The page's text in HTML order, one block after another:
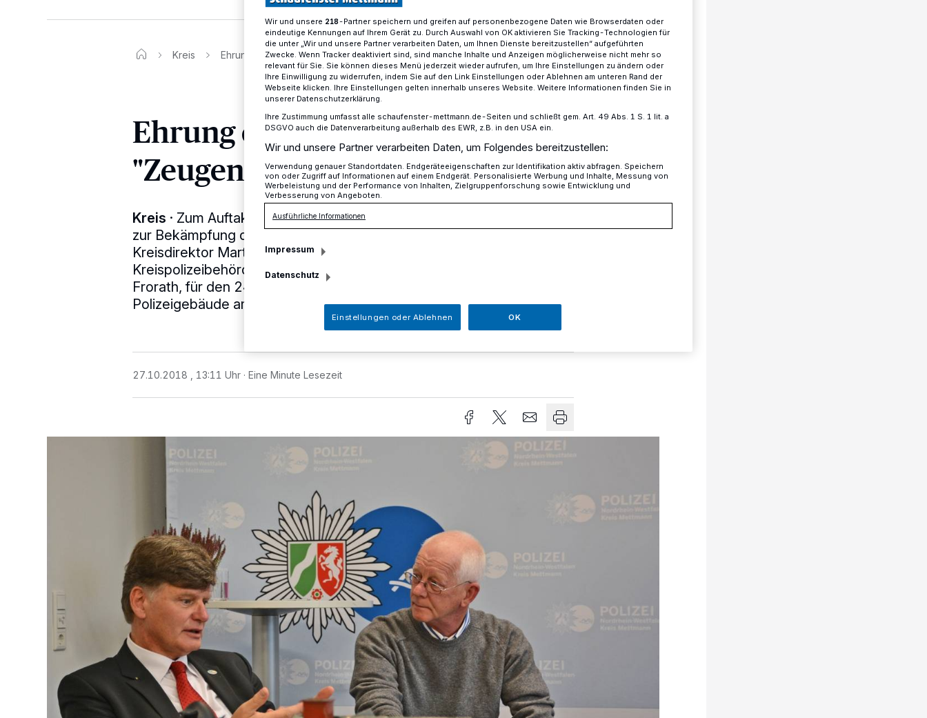
Kreis Ehrung couragierter Zeugen im "Zeugen-Café"
Ehrung couragierter Zeugen im
"Zeugen-Café"
Kreis · Zum Auftakt der Aktionswoche "Riegel vor! Sicher ist sicherer",
zur Bekämpfung des Wohnungseinbruchsdiebstahls, hatten
Kreisdirektor Martin M. Richter und der Abteilungsleiter Polizei der
Kreispolizeibehörde Mettmann, Leitender Polizeidirektor Manfred
Frorath, für den 24. Oktober zu einem besonderen Anlass ins
Polizeigebäude am Adalbert-Bach-Platz in Mettmann eingeladen.
27.10.2018 , 13:11 Uhr Eine Minute Lesezeit
Wir und unsere 218-Partner speichern und greifen auf personenbezogene Daten wie Browserdaten oder
eindeutige Kennungen auf Ihrem Gerät zu. Durch Auswahl von OK aktivieren Sie Tracking-Technologien für
die unter „Wir und unsere Partner verarbeiten Daten, um Ihnen Dienste bereitzustellen“ aufgeführten
Zwecke. Wenn Tracker deaktiviert sind, sind manche Inhalte und Anzeigen möglicherweise nicht mehr so
relevant für Sie. Sie können dieses Menü jederzeit wieder aufrufen, um Ihre Einstellungen zu ändern oder
Ihre Einwilligung zu widerrufen, indem Sie auf den Link Einstellungen oder Ablehnen am unteren Rand der
Webseite klicken. Ihre Einstellungen gelten innerhalb unseres Website. Weitere Informationen finden Sie in
unserer Datenschutzerklärung.
Ihre Zustimmung umfasst alle schaufenster-mettmann.de-Seiten und schließt gem. Art. 49 Abs. 1 S. 1 lit. a
DSGVO auch die Datenverarbeitung außerhalb des EWR, z.B. in den USA ein.
Wir und unsere Partner verarbeiten Daten, um Folgendes bereitzustellen:
Verwendung genauer Standortdaten. Endgeräteeigenschaften zur Identifikation aktiv abfragen. Speichern
von oder Zugriff auf Informationen auf einem Endgerät. Personalisierte Werbung und Inhalte, Messung von
Werbeleistung und der Performance von Inhalten, Zielgruppenforschung sowie Entwicklung und
Verbesserung von Angeboten.
Ausführliche Informationen
Impressum
Datenschutz
Einstellungen oder Ablehnen OK